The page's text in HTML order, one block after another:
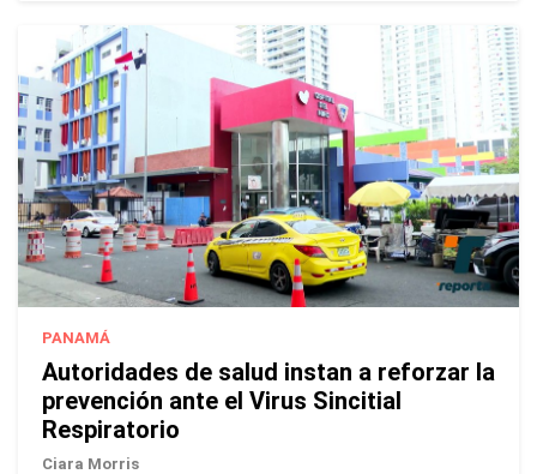
PANAMÁ
Autoridades de salud instan a reforzar la
prevención ante el Virus Sincitial
Respiratorio
Ciara Morris